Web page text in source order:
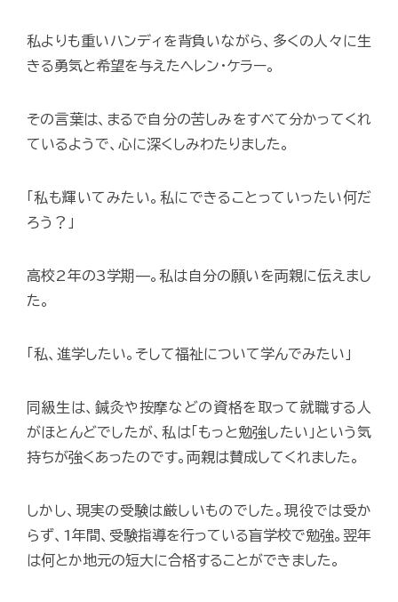
私よりも重いハンディを背負いながら、多くの人々に生
きる勇気と希望を与えたヘレン・ケラー。
その言葉は、まるで自分の苦しみをすべて分かってくれ
ているようで、心に深くしみわたりました。
「私も輝いてみたい。私にできることっていったい何だ
ろう？」
高校2年の3学期—。私は自分の願いを両親に伝えまし
た。
「私、進学したい。そして福祉について学んでみたい」
同級生は、鍼灸や按摩などの資格を取って就職する人
がほとんどでしたが、私は「もっと勉強したい」という気
持ちが強くあったのです。両親は賛成してくれました。
しかし、現実の受験は厳しいものでした。現役では受か
らず、1年間、受験指導を行っている盲学校で勉強。翌年
は何とか地元の短大に合格することができました。